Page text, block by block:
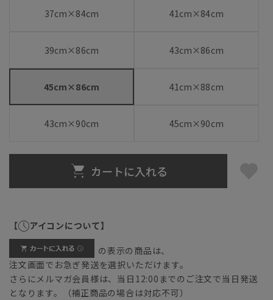
37cm×84cm 41cm×84cm
39cm×86cm 43cm×86cm
45cm×86cm 41cm×88cm
43cm×90cm 45cm×90cm
カートに入れる
【 アイコンについて】
の表示の商品は、
注文画面でお急ぎ発送を選択いただけます。
さらにメルマガ会員様は、当日12:00までのご注文で当日発送
となります。（補正商品の場合は対応不可）